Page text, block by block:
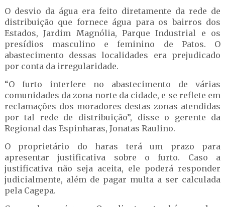
O desvio da água era feito diretamente da rede de
distribuição que fornece água para os bairros dos
Estados, Jardim Magnólia, Parque Industrial e os
presídios masculino e feminino de Patos. O
abastecimento dessas localidades era prejudicado
por conta da irregularidade.
“O furto interfere no abastecimento de várias
comunidades da zona norte da cidade, e se reflete em
reclamações dos moradores destas zonas atendidas
por tal rede de distribuição”, disse o gerente da
Regional das Espinharas, Jonatas Raulino.
O proprietário do haras terá um prazo para
apresentar justificativa sobre o furto. Caso a
justificativa não seja aceita, ele poderá responder
judicialmente, além de pagar multa a ser calculada
pela Cagepa.